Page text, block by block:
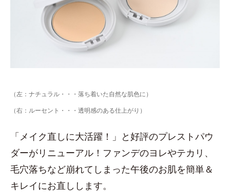
（左：ナチュラル・・・落ち着いた自然な肌色に）
（右：ルーセント・・・透明感のある仕上がり）
「メイク直しに大活躍！」と好評のプレストパウ
ダーがリニューアル！ファンデのヨレやテカリ、
毛穴落ちなど崩れてしまった午後のお肌を簡単＆
キレイにお直しします。